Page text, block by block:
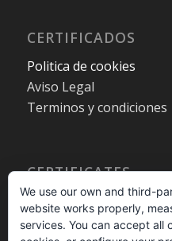
CERTIFICADOS
Politica de cookies
Aviso Legal
Terminos y condiciones
CERTIFICATES
Cookies policy
Legal warning
We use our own and third-
website works properly,
services. You can accept all